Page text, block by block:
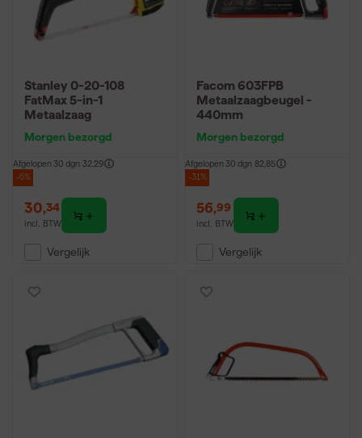
Stanley 0-20-108
FatMax 5-in-1
Metaalzaag
Morgen bezorgd
Afgelopen 30 dgn 32,29
-6%
30,34
incl. BTW
Vergelijk
Facom 603FPB
Metaalzaagbeugel -
440mm
Morgen bezorgd
Afgelopen 30 dgn 82,85
-31%
56,99
incl. BTW
Vergelijk